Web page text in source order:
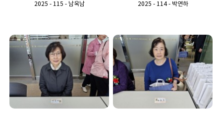
2025 - 115 - 남옥남 2025 - 114 - 박연하